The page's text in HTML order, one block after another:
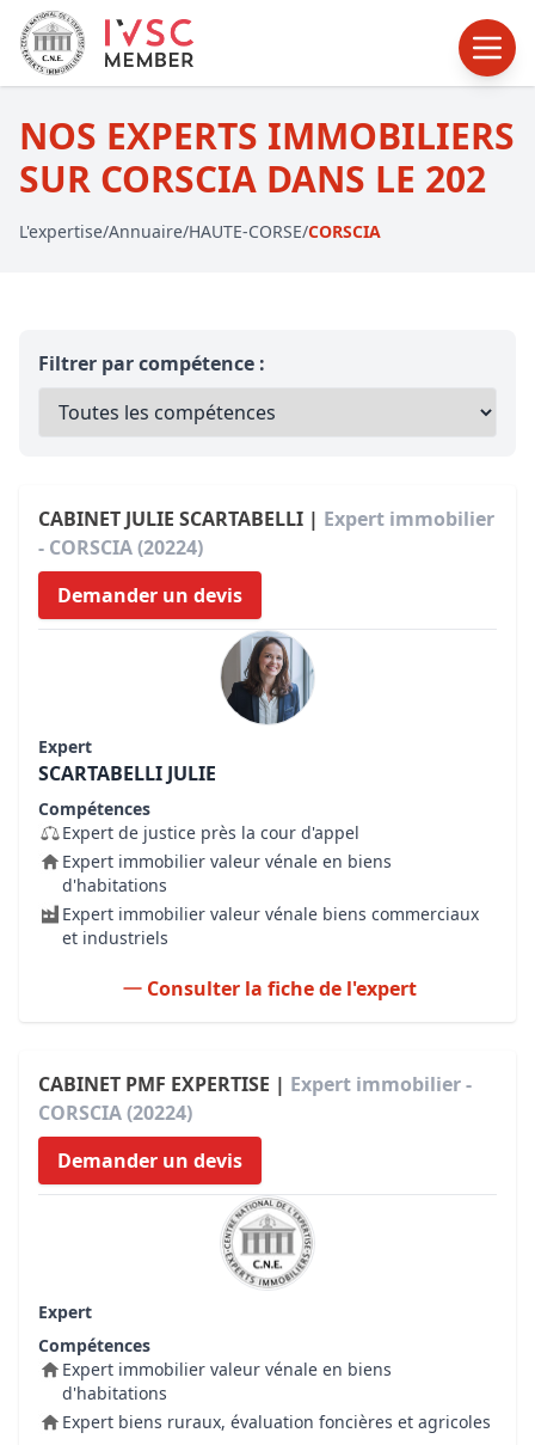
NOS EXPERTS IMMOBILIERS
SUR CORSCIA DANS LE 202
L'expertise/Annuaire/HAUTE-CORSE/CORSCIA
Filtrer par compétence :
CABINET JULIE SCARTABELLI | Expert immobilier
- CORSCIA (20224)
Demander un devis
Expert
SCARTABELLI JULIE
Compétences
Expert de justice près la cour d'appel
Expert immobilier valeur vénale en biens
d'habitations
Expert immobilier valeur vénale biens commerciaux
et industriels
Consulter la fiche de l'expert
CABINET PMF EXPERTISE | Expert immobilier -
CORSCIA (20224)
Demander un devis
Expert
Compétences
Expert immobilier valeur vénale en biens
d'habitations
Expert biens ruraux, évaluation foncières et agricoles